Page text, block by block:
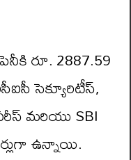
రూ. 2887.59
సెక్యూరిటీస్,
మరియు SBI
ఉన్నాయి.